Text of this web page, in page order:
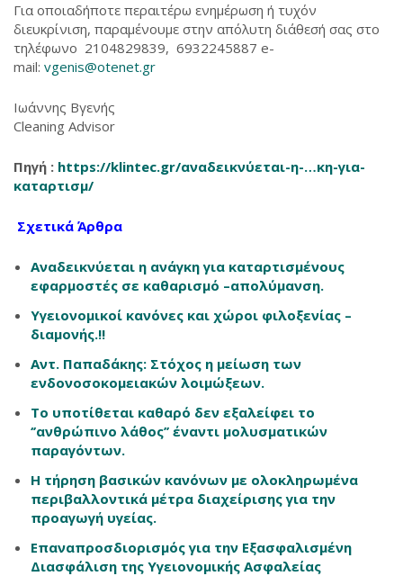
Για οποιαδήποτε περαιτέρω ενημέρωση ή τυχόν
διευκρίνιση, παραμένουμε στην απόλυτη διάθεσή σας στο
τηλέφωνο 2104829839, 6932245887 e-
mail: vgenis@otenet.gr
Ιωάννης Βγενής
Cleaning Advisor
Πηγή : https://klintec.gr/αναδεικνύεται-η-…κη-για-
καταρτισμ/
Σχετικά Άρθρα
Αναδεικνύεται η ανάγκη για καταρτισμένους
εφαρμοστές σε καθαρισμό –απολύμανση.
Υγειονομικοί κανόνες και χώροι φιλοξενίας –
διαμονής.!!
Αντ. Παπαδάκης: Στόχος η μείωση των
ενδονοσοκομειακών λοιμώξεων.
Το υποτίθεται καθαρό δεν εξαλείφει το
‘’ανθρώπινο λάθος’’ έναντι μολυσματικών
παραγόντων.
Η τήρηση βασικών κανόνων με ολοκληρωμένα
περιβαλλοντικά μέτρα διαχείρισης για την
προαγωγή υγείας.
Επαναπροσδιορισμός για την Εξασφαλισμένη
Διασφάλιση της Υγειονομικής Ασφαλείας